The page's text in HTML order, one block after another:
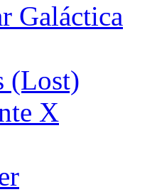
Galáctica
(Lost)
X